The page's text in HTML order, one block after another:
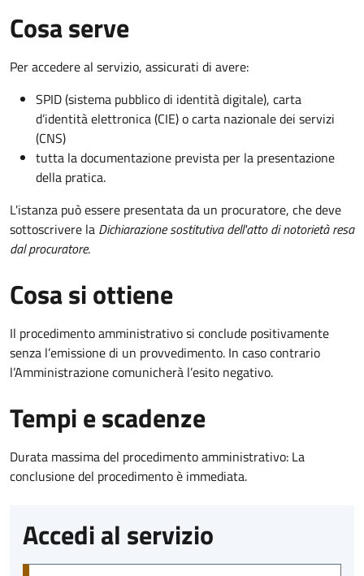
Cosa serve
Per accedere al servizio, assicurati di avere:
SPID (sistema pubblico di identità digitale), carta
d’identità elettronica (CIE) o carta nazionale dei servizi
(CNS)
tutta la documentazione prevista per la presentazione
della pratica.
L'istanza può essere presentata da un procuratore, che deve
sottoscrivere la Dichiarazione sostitutiva dell'atto di notorietà resa
dal procuratore.
Cosa si ottiene
Il procedimento amministrativo si conclude positivamente
senza l’emissione di un provvedimento. In caso contrario
l’Amministrazione comunicherà l’esito negativo.
Tempi e scadenze
Durata massima del procedimento amministrativo: La
conclusione del procedimento è immediata.
Accedi al servizio